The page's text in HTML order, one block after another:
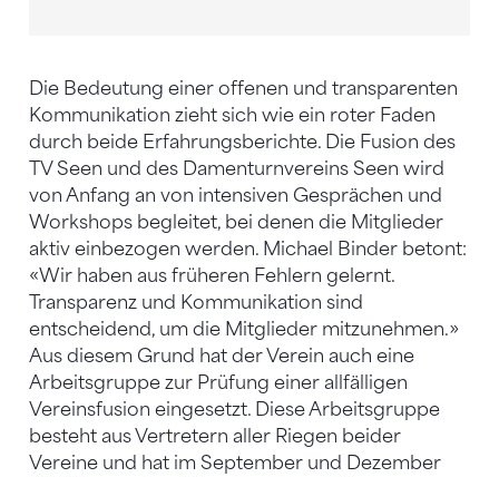
Die Bedeutung einer offenen und transparenten
Kommunikation zieht sich wie ein roter Faden
durch beide Erfahrungsberichte. Die Fusion des
TV Seen und des Damenturnvereins Seen wird
von Anfang an von intensiven Gesprächen und
Workshops begleitet, bei denen die Mitglieder
aktiv einbezogen werden. Michael Binder betont:
«Wir haben aus früheren Fehlern gelernt.
Transparenz und Kommunikation sind
entscheidend, um die Mitglieder mitzunehmen.»
Aus diesem Grund hat der Verein auch eine
Arbeitsgruppe zur Prüfung einer allfälligen
Vereinsfusion eingesetzt. Diese Arbeitsgruppe
besteht aus Vertretern aller Riegen beider
Vereine und hat im September und Dezember